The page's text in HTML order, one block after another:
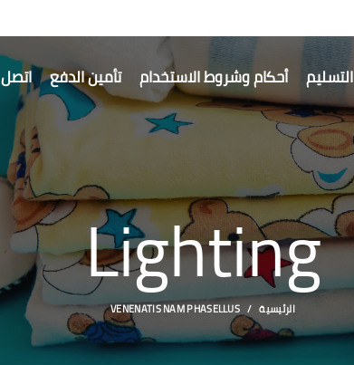
التسليم أحكام وشروط الاستخدام تأمين الدفع اتصل
Lighting
الرئيسية VENENATIS NAM PHASELLUS